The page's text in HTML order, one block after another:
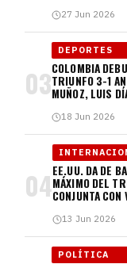
27 Jun 2026
03
DEPORTES
COLOMBIA
TRIUNFO 3-1
MUÑOZ, LUIS
18 Jun 2026
04EE.UU. DA DE
MÁXIMO DEL
CONJUNTA CON
13 Jun 2026
POLÍTICA